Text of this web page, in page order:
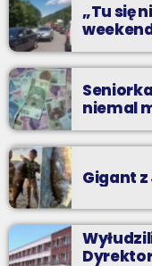
„Tu się
niemal
Gigant